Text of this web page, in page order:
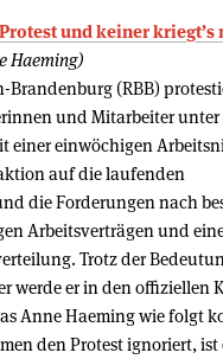
und keiner kriegt’s
Haeming)
(RBB)
und Mitarbeiter
einer einwöchigen
auf die laufenden
die Forderungen nach
Arbeitsverträgen und
Trotz der
werde er in den offiziellen
Anne Haeming wie folgt
den Protest ignoriert, ist